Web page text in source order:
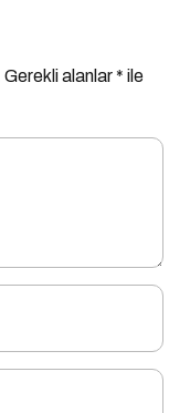
Gerekli alanlar* ile